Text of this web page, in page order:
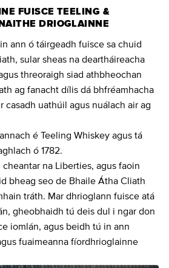
FUISCE TEELING &
DRIOGLAINNE
ann ó táirgeadh fuisce sa chuid
sular sheas na deartháireacha
threoraigh siad athbheochan
ag fanacht dílis dá bhfréamhacha
casadh uathúil agus nuálach air ag
é Teeling Whiskey agus tá
ó 1782.
na Liberties, agus faoin
bheag seo de Bhaile Átha Cliath
tráth. Mar dhrioglann fuisce atá
gheobhaidh tú deis dul i ngar don
iomlán, agus beidh tú in ann
fuaimeanna fíordhrioglainne